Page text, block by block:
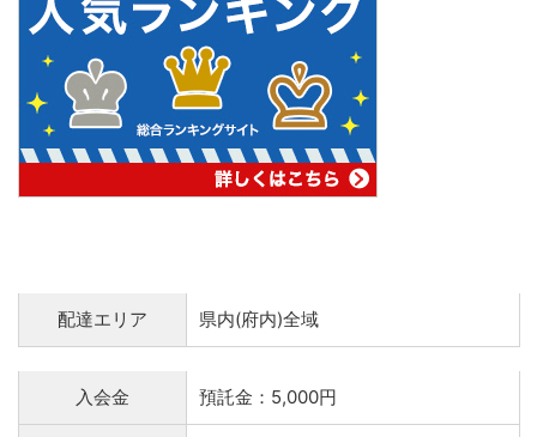
配達エリア 県内(府内)全域
入会金 預託金：5,000円